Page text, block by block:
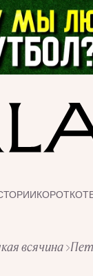
КОРОТКО
всячина